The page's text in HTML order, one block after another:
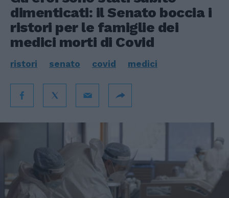
dimenticati: il Senato boccia i
ristori per le famiglie dei
medici morti di Covid
ristori senato covid medici